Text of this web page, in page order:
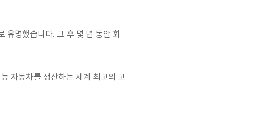
명했습니다. 그 후 몇 년 동안 회
자동차를 생산하는 세계 최고의 고